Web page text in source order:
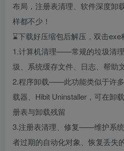
布局，注册表清理、软件深度卸
样都不少！
⌛下载好压缩包后解压，双击exe
1.计算机清理——常规的垃圾清
圾、系统缓存文件、日志、帮助
2.程序卸载——此功能类似于许
载器、Hibit Uninstaller，可在卸
册表与卸载残留
3.注册表清理、修复——维护系
者过期的自动化对象、恢复丢失